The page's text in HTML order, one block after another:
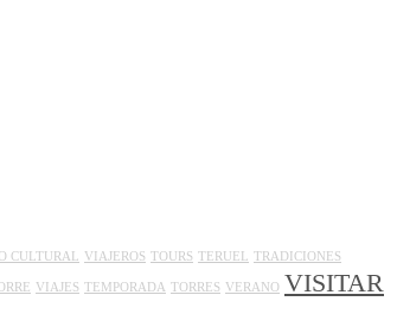
CULTURAL VIAJEROS TOURS TERUEL TRADICIONES
VIAJES TEMPORADA TORRES VERANO VISITAR